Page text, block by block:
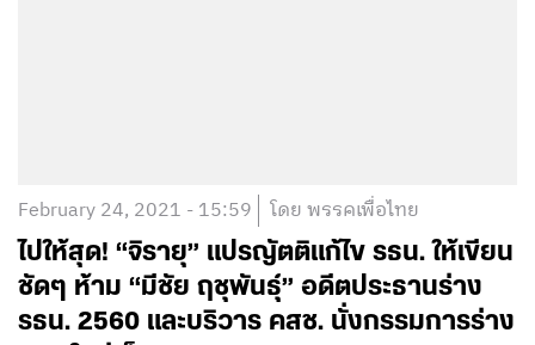
February 24, 2021 - 15:59 โดย พรรคเพื่อไทย
ไปให้สุด! “จิรายุ” แปรญัตติแก้ไข รธน. ให้เขียน
ชัดๆ ห้าม “มีชัย ฤชุพันธุ์” อดีตประธานร่าง
รธน. 2560 และบริวาร คสช. นั่งกรรมการร่าง